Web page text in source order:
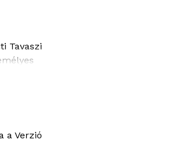
Tavaszi
a Verzió